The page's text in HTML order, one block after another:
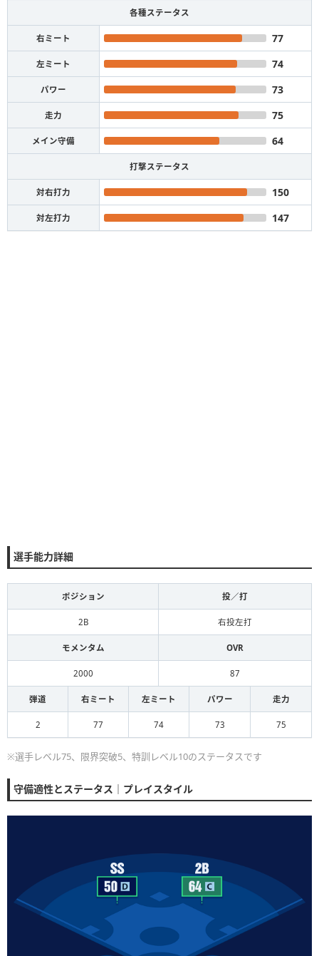
各種ステータス
右ミート 77
左ミート 74
パワー 73
走力 75
メイン守備 64
打撃ステータス
対右打力 150
対左打力 147
選手能力詳細
ポジション 投／打
2B 右投左打
モメンタム OVR
2000 87
弾道 右ミート 左ミート パワー 走力
2 77 74 73 75
※選手レベル75、限界突破5、特訓レベル10のステータスです
守備適性とステータス｜プレイスタイル